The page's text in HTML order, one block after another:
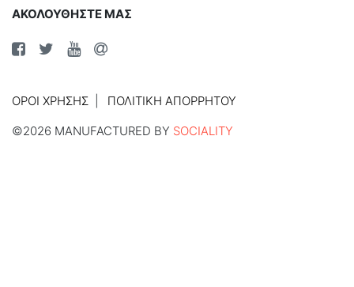
ΑΚΟΛΟΥΘΗΣΤΕ ΜΑΣ
ΌΡΟΙ ΧΡΉΣΗΣ
ΠΟΛΙΤΙΚΉ ΑΠΟΡΡΉΤΟΥ
©2026 MANUFACTURED BY SOCIALITY